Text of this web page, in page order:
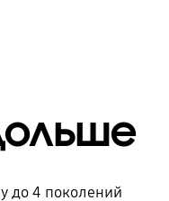
до 4 поколений